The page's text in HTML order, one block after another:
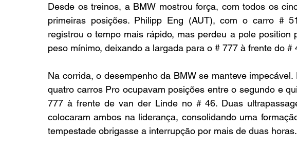
Desde os treinos, a BMW mostrou força, com todos os
primeiras posições. Philipp Eng (AUT), com o carro #
registrou o tempo mais rápido, mas perdeu a pole position
peso mínimo, deixando a largada para o # 777 à frente do #
Na corrida, o desempenho da BMW se manteve
quatro carros Pro ocupavam posições entre o segundo e
777 à frente de van der Linde no # 46. Duas
colocaram ambos na liderança, consolidando uma
tempestade obrigasse a interrupção por mais de duas horas.